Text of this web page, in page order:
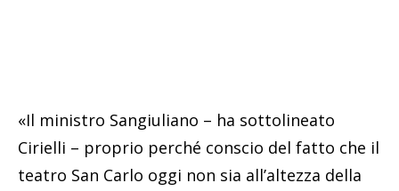
«Il ministro Sangiuliano – ha sottolineato
Cirielli – proprio perché conscio del fatto che il
teatro San Carlo oggi non sia all’altezza della